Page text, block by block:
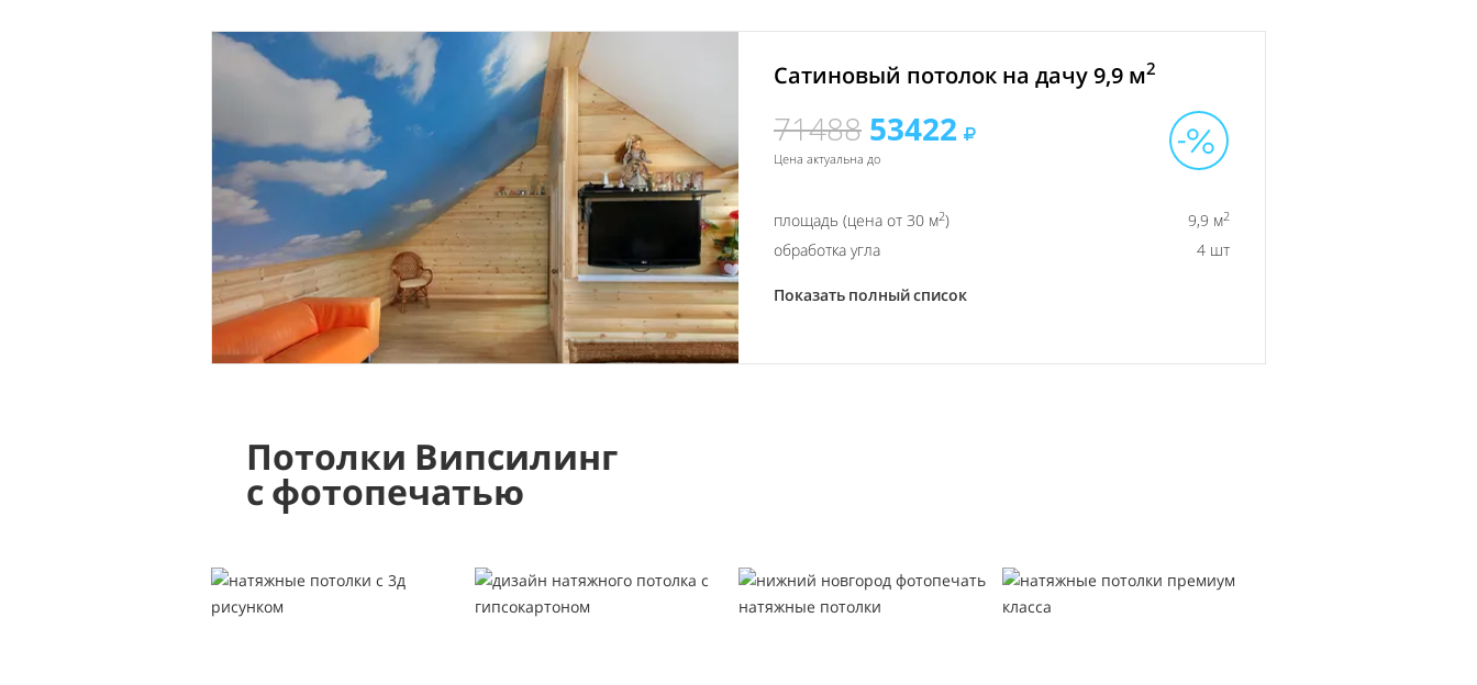
Сатиновый потолок на дачу 9,9 м2
71488 53422
Цена актуальна до
площадь (цена от 30 м2) 9,9 м2
обработка угла 4 шт
Показать полный список
Потолки Випсилинг
с фотопечатью